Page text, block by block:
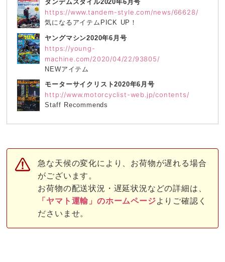
https://www.tandem-style.com/news/66628/
気になるアイテムPICK UP！
ヤングマシン2020年6月号
https://young-
machine.com/2020/04/22/93805/
モーターサイクリスト2020年6月号
http://www.motorcyclist-web.jp/contents/
Staff Recommends
急な天候の変化により、お荷物が遅れる場合
がございます。
お荷物の配送状況・遅延状況などの詳細は、
「ヤマト運輸」のホームページ よりご確認く
ださいませ。